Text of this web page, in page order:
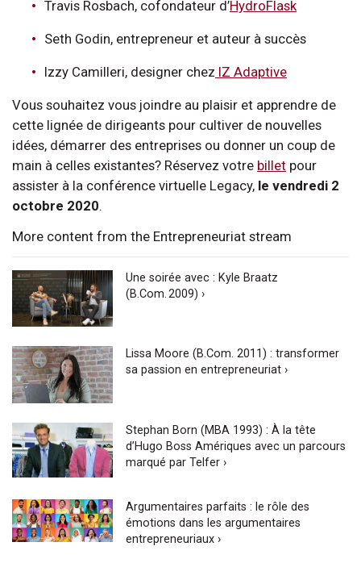
Travis Rosbach, cofondateur d’HydroFlask
Seth Godin, entrepreneur et auteur à succès
Izzy Camilleri, designer chez IZ Adaptive
Vous souhaitez vous joindre au plaisir et apprendre de
cette lignée de dirigeants pour cultiver de nouvelles
idées, démarrer des entreprises ou donner un coup de
main à celles existantes? Réservez votre billet pour
assister à la conférence virtuelle Legacy, le vendredi 2
octobre 2020.
More content from the Entrepreneuriat stream
Une soirée avec : Kyle Braatz
(B.Com. 2009) ›
Lissa Moore (B.Com. 2011) : transformer
sa passion en entrepreneuriat ›
Stephan Born (MBA 1993) : À la tête
d’Hugo Boss Amériques avec un parcours
marqué par Telfer ›
Argumentaires parfaits : le rôle des
émotions dans les argumentaires
entrepreneuriaux ›